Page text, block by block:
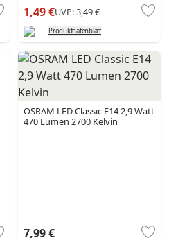
1,49 €UVP:3,49 €
Produktdatenblatt
OSRAM LED Classic E14 2,9 Watt
470 Lumen 2700 Kelvin
7,99 €